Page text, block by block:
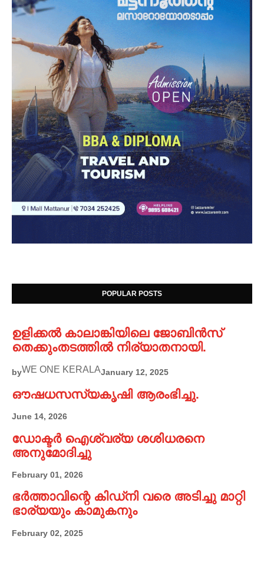
POPULAR POSTS
ഉളിക്കൽ കാലാങ്കിയിലെ ജോബിൻസ്
തെക്കുംതടത്തിൽ നിര്യാതനായി.
byWE ONE KERALAJanuary 12, 2025
ഔഷധസസ്യകൃഷി ആരംഭിച്ചു.
June 14, 2026
ഡോക്ടർ ഐശ്വര്യ ശശിധരനെ
അനുമോദിച്ചു
February 01, 2026
ഭർത്താവിന്റെ കിഡ്നി വരെ അടിച്ചു മാറ്റി
ഭാര്യയും കാമുകനും
February 02, 2025